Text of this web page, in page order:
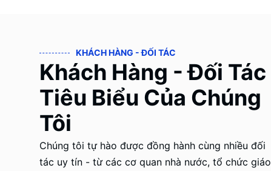
KHÁCH HÀNG - ĐỐI TÁC
Khách Hàng - Đối Tác
Tiêu Biểu Của Chúng
Tôi
Chúng tôi tự hào được đồng hành cùng nhiều đối
tác uy tín - từ các cơ quan nhà nước, tổ chức giáo